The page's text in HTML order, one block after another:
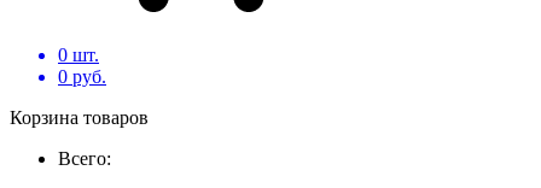
0 шт.
0 руб.
Корзина товаров
Всего: